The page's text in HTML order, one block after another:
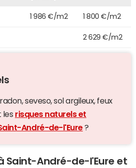
1 986 €/m2 1 800 €/m2
2 629 €/m2
seveso, sol argileux, feux
les risques naturels et
André-de-l'Eure?
Saint-André-de-l'Eure et